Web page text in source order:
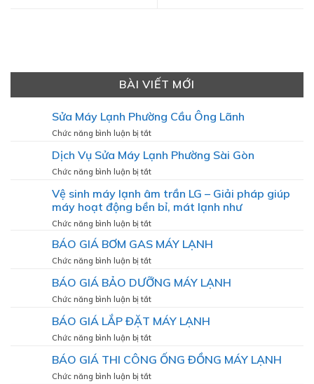
BÀI VIẾT MỚI
Sửa Máy Lạnh Phường Cầu Ông Lãnh
Chức năng bình luận bị tắtở
Máy
Lạnh
Cầu
Ông
Dịch Vụ Sửa Máy Lạnh Phường Sài Gòn
Chức năng bình luận bị tắtở
Vụ
Sửa
Phường
Gòn
Vệ sinh máy lạnh âm trần LG – Giải pháp giúp
máy hoạt động bền bỉ, mát lạnh như
Chức năng bình luận bị tắtở
sinh
máy
âm
–
pháp
giúp
máy
hoạt
BÁO GIÁ BƠM GAS MÁY LẠNH
Chức năng bình luận bị tắtở
GIÁ
BƠM
MÁY
BÁO GIÁ BẢO DƯỠNG MÁY LẠNH
Chức năng bình luận bị tắtở
GIÁ
BẢO
MÁY
BÁO GIÁ LẮP ĐẶT MÁY LẠNH
Chức năng bình luận bị tắtở
GIÁ
LẮP
BÁO GIÁ THI CÔNG ỐNG ĐỒNG MÁY LẠNH
Chức năng bình luận bị tắtở